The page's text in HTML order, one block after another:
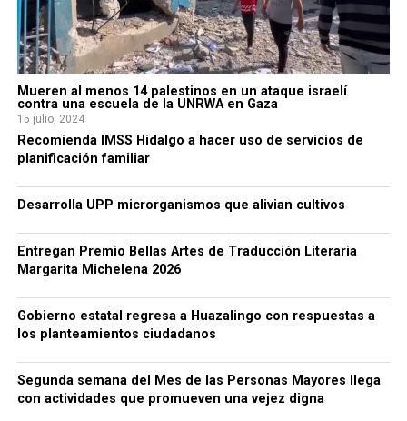
Mueren al menos 14 palestinos en un ataque israelí
contra una escuela de la UNRWA en Gaza
15 julio, 2024
Recomienda IMSS Hidalgo a hacer uso de servicios de
planificación familiar
Desarrolla UPP microrganismos que alivian cultivos
Entregan Premio Bellas Artes de Traducción Literaria
Margarita Michelena 2026
Gobierno estatal regresa a Huazalingo con respuestas a
los planteamientos ciudadanos
Segunda semana del Mes de las Personas Mayores llega
con actividades que promueven una vejez digna